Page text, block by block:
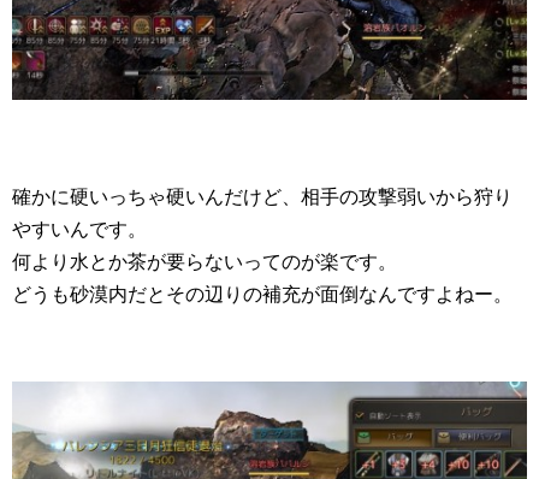
確かに硬いっちゃ硬いんだけど、相手の攻撃弱いから狩り
やすいんです。
何より水とか茶が要らないってのが楽です。
どうも砂漠内だとその辺りの補充が面倒なんですよねー。